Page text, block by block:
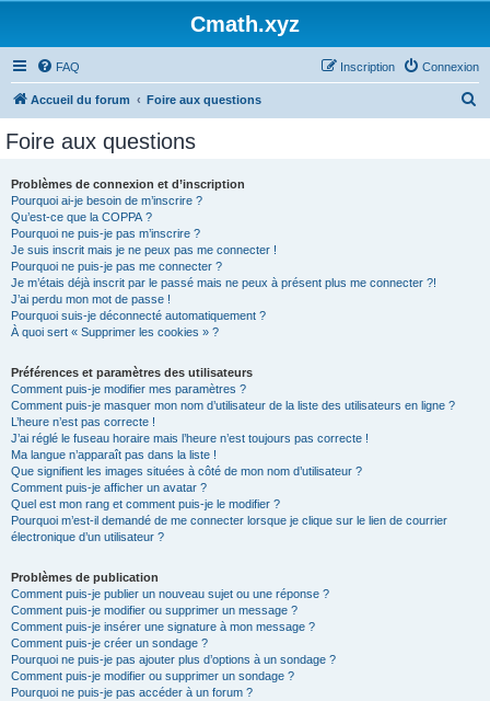
Cmath.xyz
FAQ Connexion
Inscription
Accueil du forum Foire aux questions
Foire aux questions
Problèmes de connexion et d’inscription
Pourquoi ai-je besoin de m’inscrire ?
Qu’est-ce que la COPPA ?
Pourquoi ne puis-je pas m’inscrire ?
Je suis inscrit mais je ne peux pas me connecter !
Pourquoi ne puis-je pas me connecter ?
Je m’étais déjà inscrit par le passé mais ne peux à présent plus me connecter ?!
J’ai perdu mon mot de passe !
Pourquoi suis-je déconnecté automatiquement ?
À quoi sert « Supprimer les cookies » ?
Préférences et paramètres des utilisateurs
Comment puis-je modifier mes paramètres ?
Comment puis-je masquer mon nom d’utilisateur de la liste des utilisateurs en ligne ?
L’heure n’est pas correcte !
J’ai réglé le fuseau horaire mais l’heure n’est toujours pas correcte !
Ma langue n’apparaît pas dans la liste !
Que signifient les images situées à côté de mon nom d’utilisateur ?
Comment puis-je afficher un avatar ?
Quel est mon rang et comment puis-je le modifier ?
Pourquoi m’est-il demandé de me connecter lorsque je clique sur le lien de courrier
électronique d’un utilisateur ?
Problèmes de publication
Comment puis-je publier un nouveau sujet ou une réponse ?
Comment puis-je modifier ou supprimer un message ?
Comment puis-je insérer une signature à mon message ?
Comment puis-je créer un sondage ?
Pourquoi ne puis-je pas ajouter plus d’options à un sondage ?
Comment puis-je modifier ou supprimer un sondage ?
Pourquoi ne puis-je pas accéder à un forum ?